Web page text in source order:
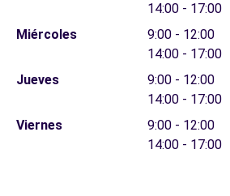
14:00 - 17:00
Miércoles
9:00 - 12:00
14:00 - 17:00
Jueves
9:00 - 12:00
14:00 - 17:00
Viernes
9:00 - 12:00
14:00 - 17:00